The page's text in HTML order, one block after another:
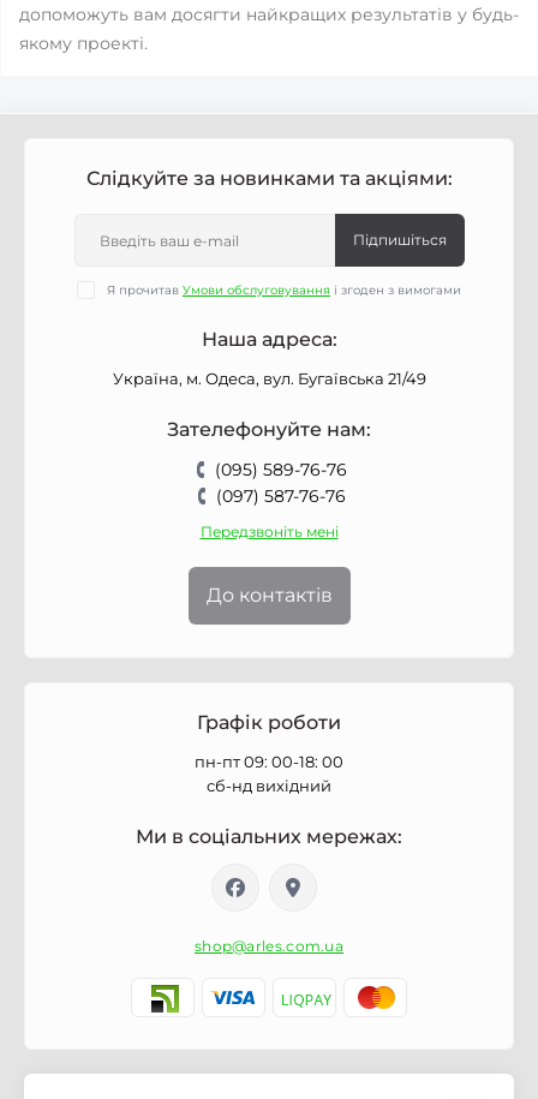
допоможуть вам досягти найкращих результатів у будь-
якому проекті.
Слідкуйте за новинками та акціями:
Підпишіться
Я прочитав Умови обслуговування і згоден з вимогами
Наша адреса:
Україна, м. Одеса, вул. Бугаївська 21/49
Зателефонуйте нам:
(095) 589-76-76
(097) 587-76-76
Передзвоніть мені
До контактів
Графік роботи
пн-пт 09: 00-18: 00
сб-нд вихідний
Ми в соціальних мережах:
shop@arles.com.ua